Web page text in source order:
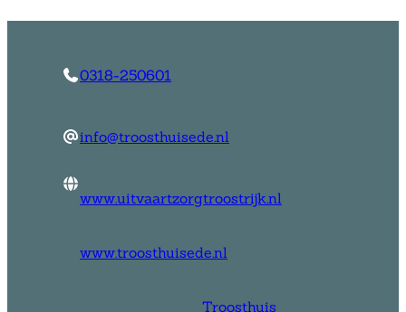
0318-250601
info@troosthuisede.nl
www.uitvaartzorgtroostrijk.nl
www.troosthuisede.nl
Troosthuis